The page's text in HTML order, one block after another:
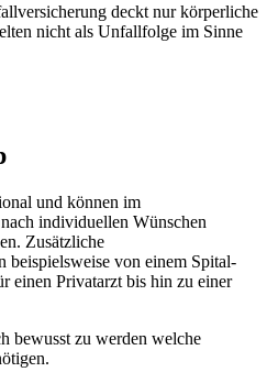
deckt nur körperliche
nicht als Unfallfolge im Sinne
und können im
individuellen Wünschen
Zusätzliche
beispielsweise von einem Spital-
einen Privatarzt bis hin zu einer
bewusst zu werden welche